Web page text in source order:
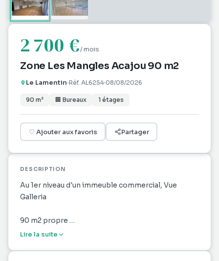
2 700 €/ mois
Zone Les Mangles Acajou 90 m2
Le Lamentin Réf. AL6254 08/08/2026
90 m² 🏢 Bureaux 1 étages
♡ Ajouter aux favoris Partager
DESCRIPTION
Au 1er niveau d'un immeuble commercial, Vue
Galleria
90 m2 propre
Lire la suite